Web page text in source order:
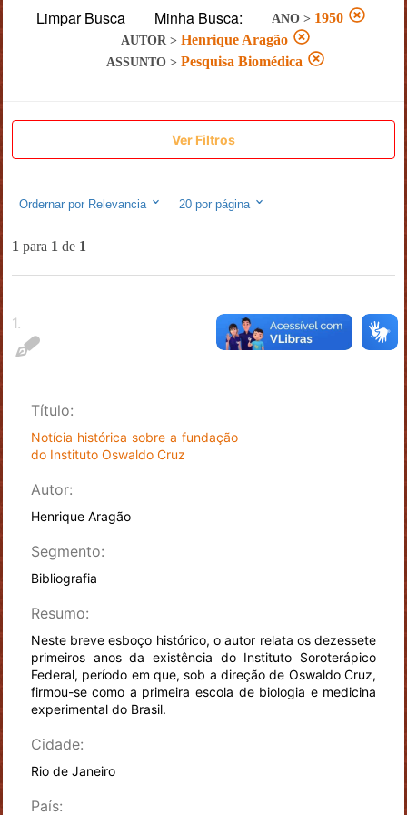
Limpar Busca Minha Busca: ANO > 1950
AUTOR > Henrique Aragão
ASSUNTO > Pesquisa Biomédica
Ver Filtros
Ordernar por Relevancia 20por página
1 para 1 de 1
1.
Título:
Notícia histórica sobre a fundação
do Instituto Oswaldo Cruz
Autor:
Henrique Aragão
Segmento:
Bibliografia
Resumo:
Neste breve esboço histórico, o autor relata os dezessete
primeiros anos da existência do Instituto Soroterápico
Federal, período em que, sob a direção de Oswaldo Cruz,
firmou-se como a primeira escola de biologia e medicina
experimental do Brasil.
Cidade:
Rio de Janeiro
País: